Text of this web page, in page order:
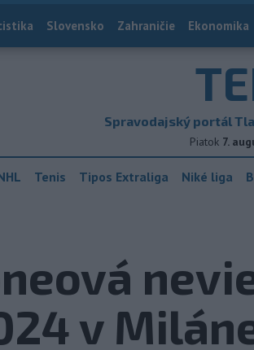
Slovensko Zahraničie Ekonomika
Spravodajský portál
Piatok 7.
Tenis Tipos Extraliga Niké liga
v